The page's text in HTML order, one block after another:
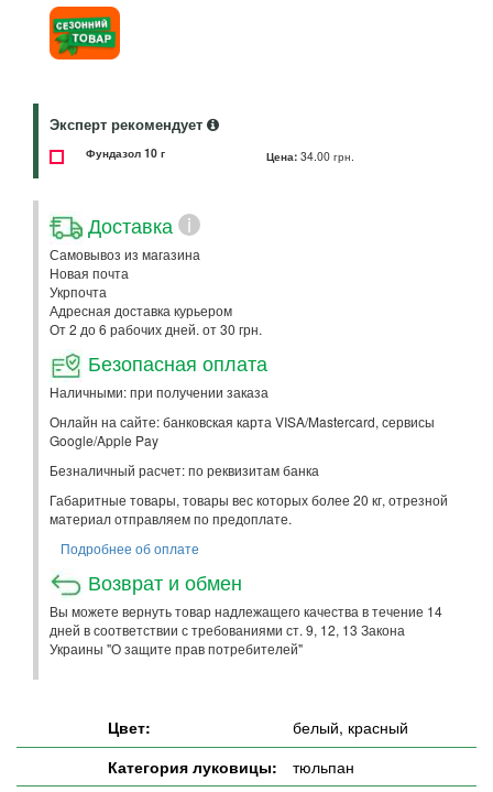
Эксперт рекомендует
Фундазол 10 г Цена: 34.00 грн.
Доставка i
Самовывоз из магазина
Новая почта
Укрпочта
Адресная доставка курьером
От 2 до 6 рабочих дней. от 30 грн.
Безопасная оплата
Наличными: при получении заказа
Онлайн на сайте: банковская карта VISA/Mastercard, сервисы
Google/Apple Pay
Безналичный расчет: по реквизитам банка
Габаритные товары, товары вес которых более 20 кг, отрезной
материал отправляем по предоплате.
Подробнее об оплате
Возврат и обмен
Вы можете вернуть товар надлежащего качества в течение 14
дней в соответствии с требованиями ст. 9, 12, 13 Закона
Украины "О защите прав потребителей"
Цвет:
белый, красный
Категория луковицы:
тюльпан